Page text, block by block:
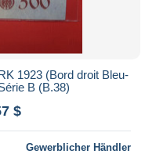
1923 (Bord droit Bleu-
B (B.38)
$
Gewerblicher Händler